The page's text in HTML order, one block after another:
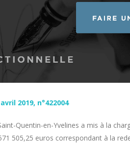
2019, n°422004
Quentin-en-Yvelines a mis à la
505,25 euros correspondant à la